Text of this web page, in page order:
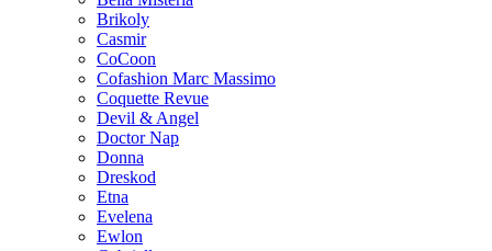
Brikoly
Casmir
CoCoon
Cofashion Marc Massimo
Coquette Revue
Devil & Angel
Doctor Nap
Donna
Dreskod
Etna
Evelena
Ewlon